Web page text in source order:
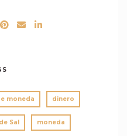
moneda dinero
Sal moneda